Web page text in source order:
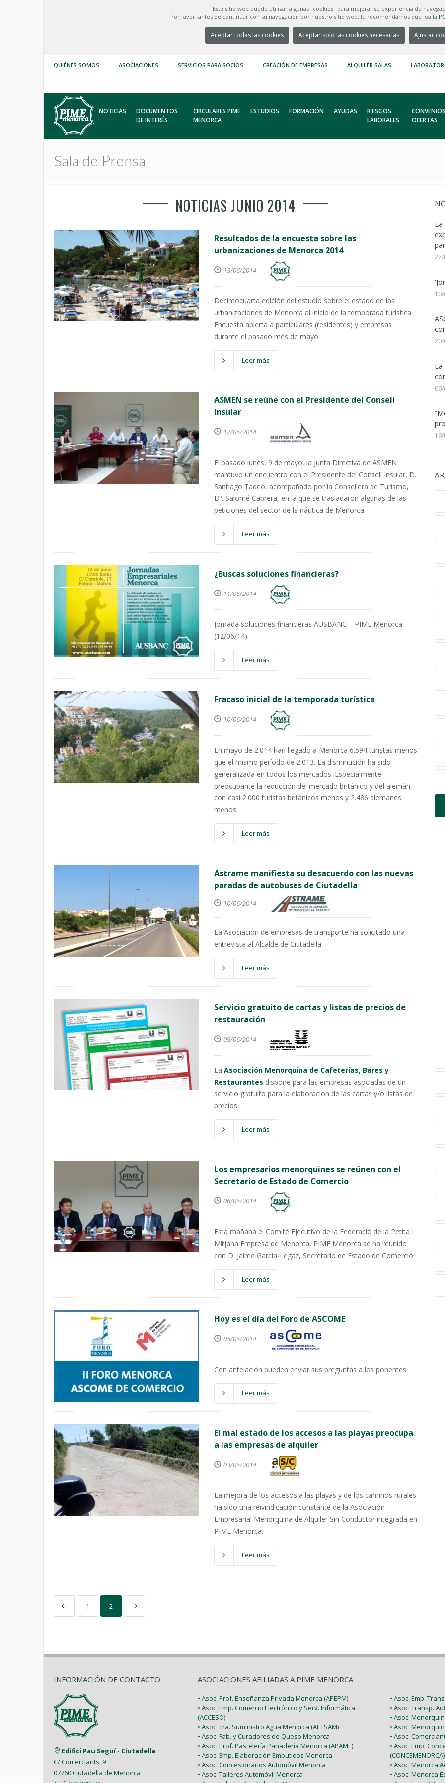
Este sitio web puede utilizar algunas "cookies" para mejorar su experiencia de
Por favor, antes de continuar con su navegación por nuestro sitio web, le recomendamos que lea la
Aceptar todas las cookies Aceptar solo las cookies necesarias Ajustar
QUIÉNES SOMOS ASOCIACIONES SERVICIOS PARA SOCIOS CREACIÓN DE EMPRESAS ALQUILER SALAS
NOTICIAS
DOCUMENTOS
DE INTERÉS
CIRCULARES PIME
MENORCA
ESTUDIOS FORMACIÓN AYUDAS
RIESGOS
LABORALES
OFERTAS
Sala de Prensa
NOTICIAS JUNIO 2014
Resultados de la encuesta sobre las
urbanizaciones de Menorca 2014
13/06/2014
Decimocuarta edición del estudio sobre el estado de las
urbanizaciones de Menorca al inicio de la temporada turística.
Encuesta abierta a particulares (residentes) y empresas
durante el pasado mes de mayo.
Leer más
ASMEN se reúne con el Presidente del Consell
Insular
12/06/2014
El pasado lunes, 9 de mayo, la Junta Directiva de ASMEN
mantuvo un encuentro con el Presidente del Consell Insular, D.
Santiago Tadeo, acompañado por la Consellera de Turismo,
Dª. Salomé Cabrera, en la que se trasladaron algunas de las
peticiones del sector de la náutica de Menorca.
Leer más
¿Buscas soluciones financieras?
11/06/2014
Jornada soluciones financieras AUSBANC – PIME Menorca
(12/06/14)
Leer más
Fracaso inicial de la temporada turística
10/06/2014
En mayo de 2.014 han llegado a Menorca 6.594 turistas menos
que el mismo período de 2.013. La disminución ha sido
generalizada en todos los mercados. Especialmente
preocupante la reducción del mercado británico y del alemán,
con casi 2.000 turistas británicos menos y 2.486 alemanes
menos.
Leer más
Astrame manifiesta su desacuerdo con las nuevas
paradas de autobuses de Ciutadella
10/06/2014
La Asociación de empresas de transporte ha solicitado una
entrevista al Alcalde de Ciutadella
Leer más
Servicio gratuito de cartas y listas de precios de
restauración
09/06/2014
La Asociación Menorquina de Cafeterías, Bares y
Restaurantes dispone para las empresas asociadas de un
servicio gratuito para la elaboración de las cartas y/o listas de
precios.
Leer más
Los empresarios menorquines se reúnen con el
Secretario de Estado de Comercio
06/06/2014
Esta mañana el Comité Ejecutivo de la Federació de la Petita I
Mitjana Empresa de Menorca, PIME Menorca se ha reunido
con D. Jaime García-Legaz, Secretario de Estado de Comercio.
Leer más
Hoy es el día del Foro de ASCOME
05/06/2014
Con antelación pueden enviar sus preguntas a los ponentes
Leer más
El mal estado de los accesos a las playas preocupa
a las empresas de alquiler
03/06/2014
La mejora de los accesos a las playas y de los caminos rurales
ha sido una reivindicación constante de la Asociación
Empresarial Menorquina de Alquiler Sin Conductor integrada en
PIME Menorca.
Leer más
1 2
La
27/
20/
La
INFORMACIÓN DE CONTACTO
Edifici Pau Seguí - Ciutadella
C/ Comerciants, 9
07760 Ciutadella de Menorca
ASOCIACIONES AFILIADAS A PIME MENORCA
• Asoc. Prof. Enseñanza Privada Menorca (APEPM)
• Asoc. Emp. Comercio Electrónico y Serv. Informática
(ACCESO)
• Asoc. Tra. Suministro Agua Menorca (AETSAM)
• Asoc. Fab. y Curadores de Queso Menorca
• Asoc. Prof. Pastelería Panadería Menorca (APAME)
• Asoc. Emp. Elaboración Embutidos Menorca
• Asoc. Concesionarios Automóvil Menorca
• Asoc. Talleres Automóvil Menorca
• Asoc. Emp.
• Asoc. Transp.
• Asoc.
• Asoc.
• Asoc.
• Asoc. Emp.
(CONCEMENORCA)
• Asoc. Menorca
• Asoc. Menorca